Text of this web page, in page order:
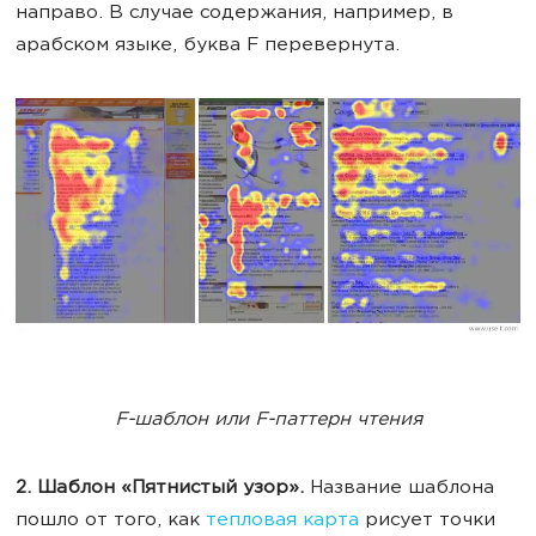
направо. В случае содержания, например, в
арабском языке, буква F перевернута.
F-шаблон или F-паттерн чтения
2. Шаблон «Пятнистый узор». Название шаблона
пошло от того, как тепловая карта рисует точки